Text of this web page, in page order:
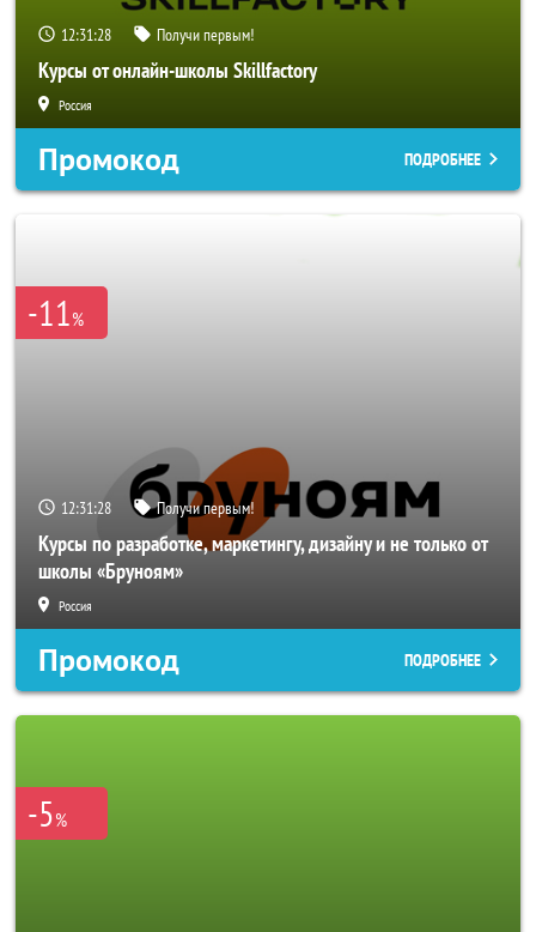
12:31:26 Получи первым!
Курсы от онлайн-школы Skillfactory
Россия
Промокод ПОДРОБНЕЕ
-11%
12:31:26 Получи первым!
Курсы по разработке, маркетингу, дизайну и не только от
школы «Бруноям»
Россия
Промокод ПОДРОБНЕЕ
-5%